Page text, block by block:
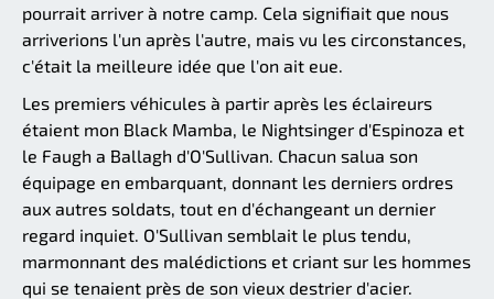
pourrait arriver à notre camp. Cela signifiait que nous
arriverions l'un après l'autre, mais vu les circonstances,
c'était la meilleure idée que l'on ait eue.
Les premiers véhicules à partir après les éclaireurs
étaient mon Black Mamba, le Nightsinger d'Espinoza et
le Faugh a Ballagh d'O'Sullivan. Chacun salua son
équipage en embarquant, donnant les derniers ordres
aux autres soldats, tout en d'échangeant un dernier
regard inquiet. O'Sullivan semblait le plus tendu,
marmonnant des malédictions et criant sur les hommes
qui se tenaient près de son vieux destrier d'acier.